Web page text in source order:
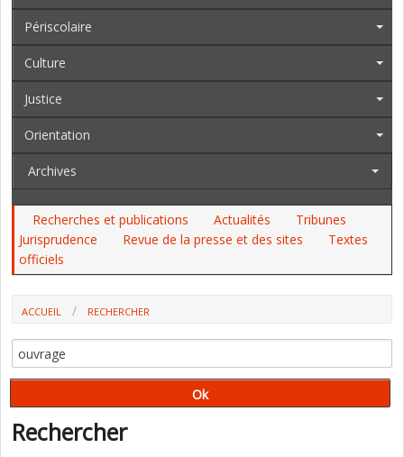
Périscolaire
Culture
Justice
Orientation
Archives
Recherches et publications Actualités
Tribunes
Jurisprudence
Revue de la presse et des sites
Textes
officiels
ACCUEIL RECHERCHER
Rechercher